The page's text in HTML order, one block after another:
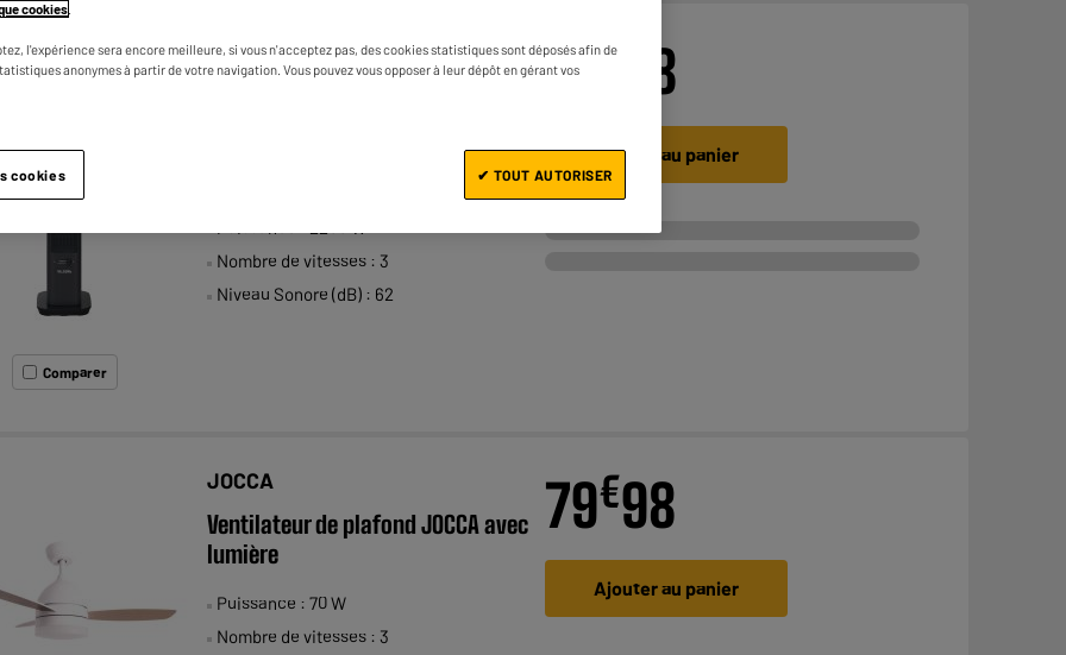
Comparer
VALBERG : LE RAPPORT
QUALITÉ/PRIX
Nombre de vitesses : 3
Niveau Sonore (dB) : 62
99€ 98
Ajouter au panier
JOCCA
Ventilateur de plafond JOCCA avec
lumière
Puissance : 70 W
Nombre de vitesses : 3
79€98
Ajouter au panier
cookies
l'expérience sera encore meilleure, si vous n'acceptez pas, des cookies statistiques sont déposés afin de
anonymes à partir de votre navigation. Vous pouvez vous opposer à leur dépôt en gérant vos
cookies ✔ TOUT AUTORISER